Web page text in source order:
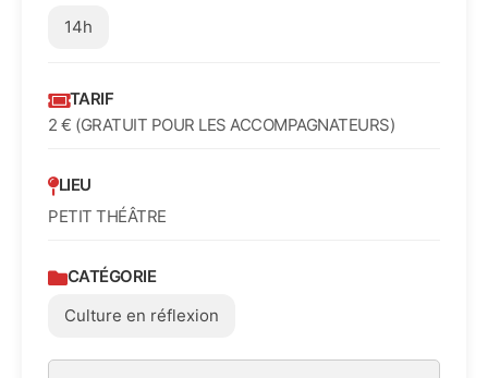
14h
TARIF
2 € (GRATUIT POUR LES ACCOMPAGNATEURS)
LIEU
PETIT THÉÂTRE
CATÉGORIE
Culture en réflexion